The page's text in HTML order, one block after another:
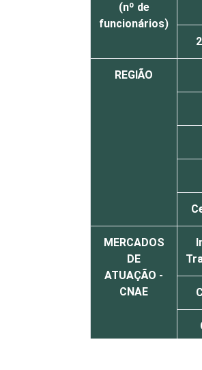
(nº de
funcionários)
REGIÃO
MERCADOS
DE
ATUAÇÃO -
CNAE